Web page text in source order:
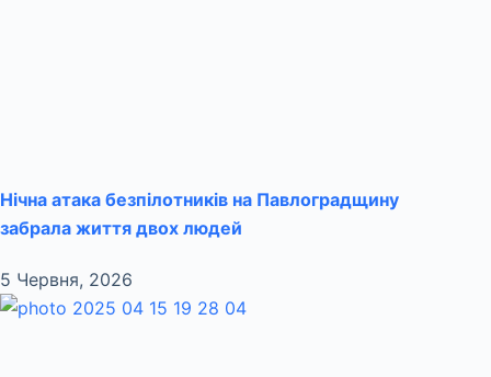
Нічна атака безпілотників на Павлоградщину
забрала життя двох людей
5 Червня, 2026